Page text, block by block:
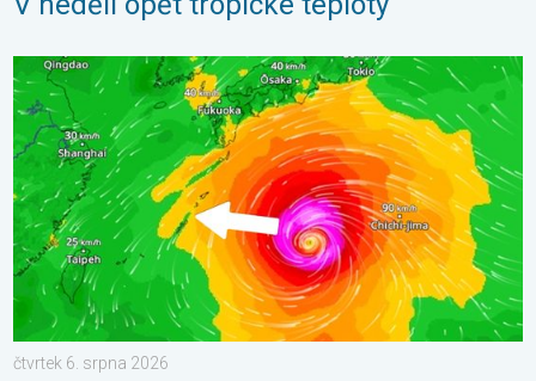
Japonsko se připravuje na tajfun Dolphin. Obavy ze sesuvů
čtvrtek 6. srpna 2026